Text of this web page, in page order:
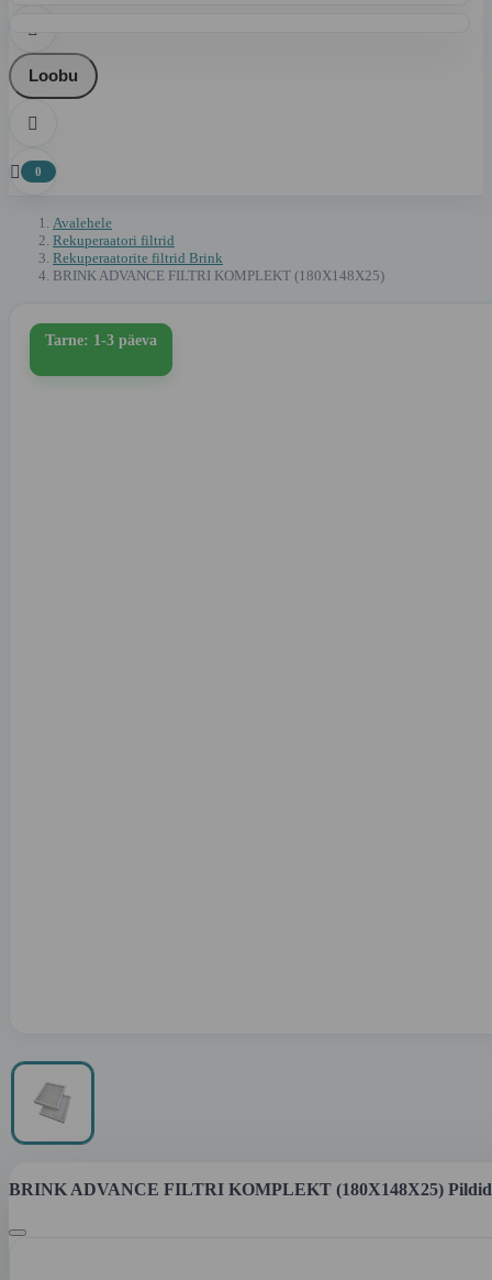

Loobu

 0
Avalehele
Rekuperaatori filtrid
Rekuperaatorite filtrid Brink
BRINK ADVANCE FILTRI KOMPLEKT (180X148X25)
Tarne: 1-3 päeva
BRINK ADVANCE FILTRI KOMPLEKT (180X148X25) Pildid